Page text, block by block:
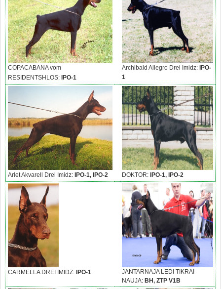
COPACABANA vom
RESIDENTSHLOS: IPO-1
Archibald Allegro Drei Imidz: IPO-
1
Arlet Akvarell Drei Imidz: IPO-1, IPO-2 DOKTOR: IPO-1, IPO-2
CARMELLA DREI IMIDZ: IPO-1
JANTARNAJA LEDI TIKRAI
NAUJA: BH, ZTP V1B